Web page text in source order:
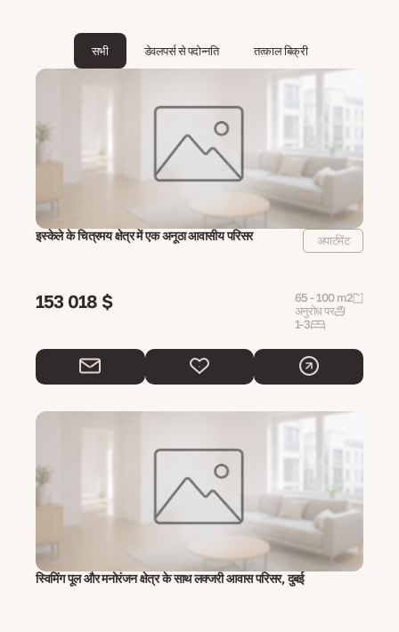
सभी डेवलपर्स से पदोन्नति तत्काल बिक्री
इस्केले के चित्रमय क्षेत्र में एक अनूठा आवासीय परिसर अपार्टमेंट
153 018 $
65 - 100 m2
अनुरोध पर
1-3
स्विमिंग पूल और मनोरंजन क्षेत्र के साथ लक्जरी आवास परिसर, दुबई